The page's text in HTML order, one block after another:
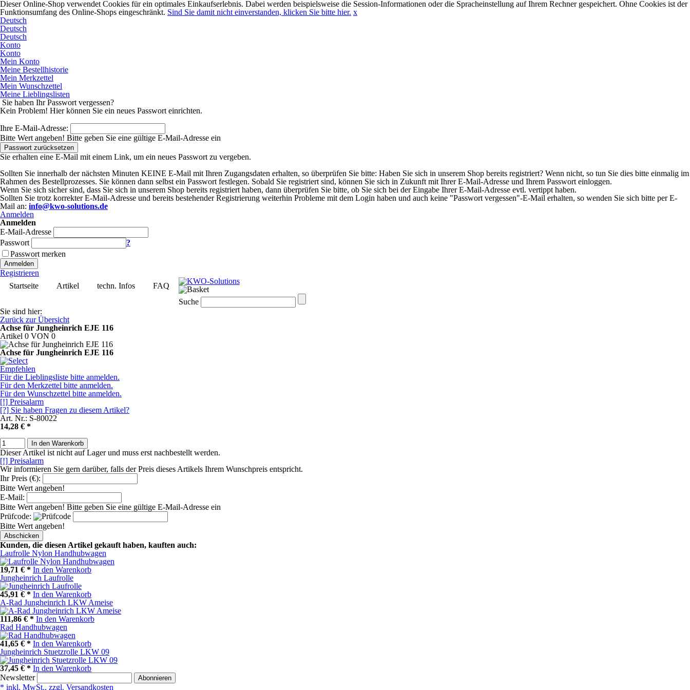
Dieser Online-Shop verwendet Cookies für ein optimales Einkaufserlebnis. Dabei werden beispielsweise die Session-Informationen oder die Spracheinstellung auf Ihrem Rechner gespeichert. Ohne Cookies ist der
Funktionsumfang des Online-Shops eingeschränkt. Sind Sie damit nicht einverstanden, klicken Sie bitte hier. x
Deutsch
Deutsch
Deutsch
Konto
Konto
Mein Konto
Meine Bestellhistorie
Mein Merkzettel
Mein Wunschzettel
Meine Lieblingslisten
Sie haben Ihr Passwort vergessen?
Kein Problem! Hier können Sie ein neues Passwort einrichten.
Ihre E-Mail-Adresse:
Bitte Wert angeben! Bitte geben Sie eine gültige E-Mail-Adresse ein
Passwort zurücksetzen
Sie erhalten eine E-Mail mit einem Link, um ein neues Passwort zu vergeben.
Sollten Sie innerhalb der nächsten Minuten KEINE E-Mail mit Ihren Zugangsdaten erhalten, so überprüfen Sie bitte: Haben Sie sich in unserem Shop bereits registriert? Wenn nicht, so tun Sie dies bitte einmalig im
Rahmen des Bestellprozesses. Sie können dann selbst ein Passwort festlegen. Sobald Sie registriert sind, können Sie sich in Zukunft mit Ihrer E-Mail-Adresse und Ihrem Passwort einloggen.
Wenn Sie sich sicher sind, dass Sie sich in unserem Shop bereits registriert haben, dann überprüfen Sie bitte, ob Sie sich bei der Eingabe Ihrer E-Mail-Adresse evtl. vertippt haben.
Sollten Sie trotz korrekter E-Mail-Adresse und bereits bestehender Registrierung weiterhin Probleme mit dem Login haben und auch keine "Passwort vergessen"-E-Mail erhalten, so wenden Sie sich bitte per E-
Mail an: info@kwo-solutions.de
Anmelden
Anmelden
E-Mail-Adresse
Passwort
?
Passwort merken
Anmelden
Registrieren
Startseite
Artikel techn. Infos
FAQ
Suche
Sie sind hier:
Zurück zur Übersicht
Achse für Jungheinrich EJE 116
Artikel 0 VON 0
Achse für Jungheinrich EJE 116
Empfehlen
Für die Lieblingsliste bitte anmelden.
Für den Merkzettel bitte anmelden.
Für den Wunschzettel bitte anmelden.
[!] Preisalarm
[?] Sie haben Fragen zu diesem Artikel?
Art. Nr.: S-80022
14,28 € *
In den Warenkorb
Dieser Artikel ist nicht auf Lager und muss erst nachbestellt werden.
[!] Preisalarm
Wir informieren Sie gern darüber, falls der Preis dieses Artikels Ihrem Wunschpreis entspricht.
Ihr Preis (€):
Bitte Wert angeben!
E-Mail:
Bitte Wert angeben! Bitte geben Sie eine gültige E-Mail-Adresse ein
Prüfcode:
Bitte Wert angeben!
Abschicken
Kunden, die diesen Artikel gekauft haben, kauften auch:
Laufrolle Nylon Handhubwagen
19,71 € * In den Warenkorb
Jungheinrich Laufrolle
45,91 € * In den Warenkorb
A-Rad Jungheinrich LKW Ameise
111,86 € * In den Warenkorb
Rad Handhubwagen
41,65 € * In den Warenkorb
Jungheinrich Stuetzrolle LKW 09
37,45 € * In den Warenkorb
Newsletter
Abonnieren
* inkl. MwSt., zzgl. Versandkosten